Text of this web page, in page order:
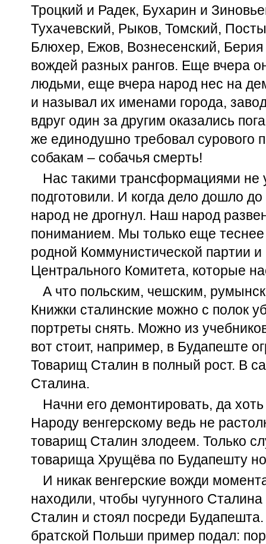
Троцкий и Радек, Бухарин и
Тухачевский, Рыков, Томский,
Блюхер, Ежов, Вознесенский,
вождей разных рангов. Еще вчера
людьми, еще вчера народ нес на
и называл их именами города,
вдруг один за другим оказались
же единодушно требовал сурового
собакам – собачья смерть!
Нас такими трансформациями не
подготовили. И когда дело дошло
народ не дрогнул. Наш народ
пониманием. Мы только еще теснее
родной Коммунистической партии и
Центрального Комитета, которые
А что польским, чешским,
Книжки сталинские можно с полок
портреты снять. Можно из
вот стоит, например, в Будапеште
Товарищ Сталин в полный рост. В
Сталина.
Начни его демонтировать, да
Народу венгерскому ведь не
товарищ Сталин злодеем. Только
товарища Хрущёва по Будапешту
И никак венгерские вожди
находили, чтобы чугунного
Сталин и стоял посреди
братской Польши пример подал: